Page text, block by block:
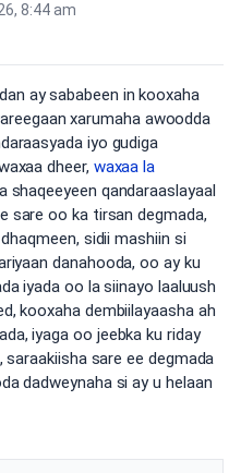
8:44 am
ay sababeen in kooxaha
xarumaha awoodda
iyo gudiga
dheer, waxaa la
shaqeeyeen qandaraaslayaal
sare oo ka tirsan degmada,
sidii mashiin si
danahooda, oo ay ku
iyada oo la siinayo laaluush
kooxaha dembiilayaasha ah
iyaga oo jeebka ku riday
saraakiisha sare ee degmada
dadweynaha si ay u helaan